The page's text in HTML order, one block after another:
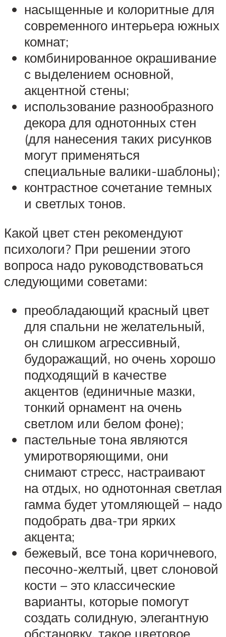
насыщенные и колоритные для
современного интерьера южных
комнат;
комбинированное окрашивание
с выделением основной,
акцентной стены;
использование разнообразного
декора для однотонных стен
(для нанесения таких рисунков
могут применяться
специальные валики-шаблоны);
контрастное сочетание темных
и светлых тонов.
Какой цвет стен рекомендуют
психологи? При решении этого
вопроса надо руководствоваться
следующими советами:
преобладающий красный цвет
для спальни не желательный,
он слишком агрессивный,
будоражащий, но очень хорошо
подходящий в качестве
акцентов (единичные мазки,
тонкий орнамент на очень
светлом или белом фоне);
пастельные тона являются
умиротворяющими, они
снимают стресс, настраивают
на отдых, но однотонная светлая
гамма будет утомляющей – надо
подобрать два-три ярких
акцента;
бежевый, все тона коричневого,
песочно-желтый, цвет слоновой
кости – это классические
варианты, которые помогут
создать солидную, элегантную
обстановку, такое цветовое